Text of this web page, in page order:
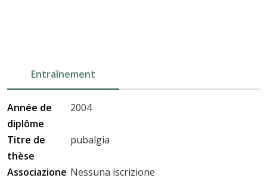
Entraînement
Année de
diplôme
2004
Titre de
thèse
pubalgia
Associazione Nessuna iscrizione